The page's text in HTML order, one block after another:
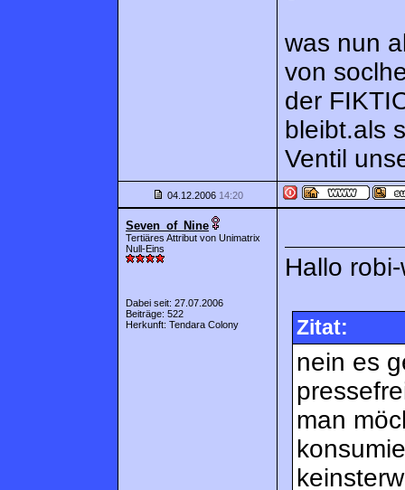
was nun
von
der
bleibt.als
Ventil
04.12.2006 14:20
Seven_of_Nine
Tertiäres Attribut von Unimatrix
Null-Eins
Dabei seit: 27.07.2006
Beiträge: 522
Herkunft: Tendara Colony
Hallo
Zitat:
nein es
man